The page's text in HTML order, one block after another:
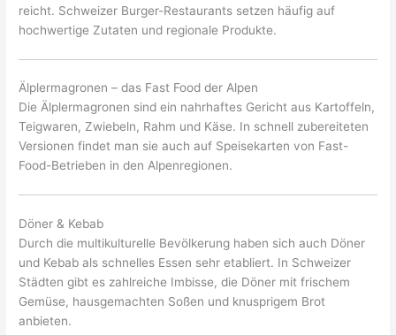
reicht. Schweizer Burger-Restaurants setzen häufig auf
hochwertige Zutaten und regionale Produkte.
Älplermagronen – das Fast Food der Alpen
Die Älplermagronen sind ein nahrhaftes Gericht aus Kartoffeln,
Teigwaren, Zwiebeln, Rahm und Käse. In schnell zubereiteten
Versionen findet man sie auch auf Speisekarten von Fast-
Food-Betrieben in den Alpenregionen.
Döner & Kebab
Durch die multikulturelle Bevölkerung haben sich auch Döner
und Kebab als schnelles Essen sehr etabliert. In Schweizer
Städten gibt es zahlreiche Imbisse, die Döner mit frischem
Gemüse, hausgemachten Soßen und knusprigem Brot
anbieten.